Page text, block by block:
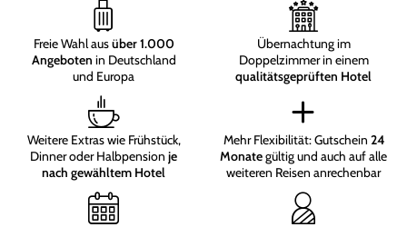
Freie Wahl ausüber 1.000
Angeboten in Deutschland
und Europa
Übernachtung im
Doppelzimmer in einem
qualitätsgeprüften Hotel
Weitere Extras wie Frühstück,
Dinner oder Halbpension je
nach gewähltem Hotel
Mehr Flexibilität: Gutschein 24
Monategültig und auch auf alle
weiteren Reisen anrechenbar